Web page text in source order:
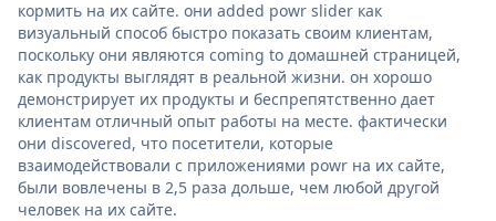
кормить на их сайте. они added powr slider как
визуальный способ быстро показать своим клиентам,
поскольку они являются coming to домашней страницей,
как продукты выглядят в реальной жизни. он хорошо
демонстрирует их продукты и беспрепятственно дает
клиентам отличный опыт работы на месте. фактически
они discovered, что посетители, которые
взаимодействовали с приложениями powr на их сайте,
были вовлечены в 2,5 раза дольше, чем любой другой
человек на их сайте.